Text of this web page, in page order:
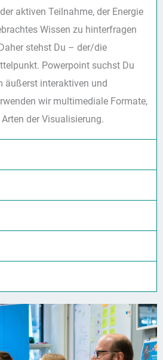
aktiven Teilnahme, der Energie
Wissen zu hinterfragen
stehst Du – der/die
Powerpoint suchst Du
äußerst interaktiven und
wir multimediale Formate,
der Visualisierung.